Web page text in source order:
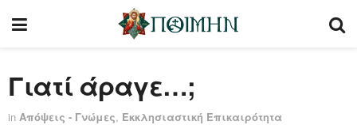
Γιατί άραγε…;
in Απόψεις - Γνώμες, Εκκλησιαστική Επικαιρότητα